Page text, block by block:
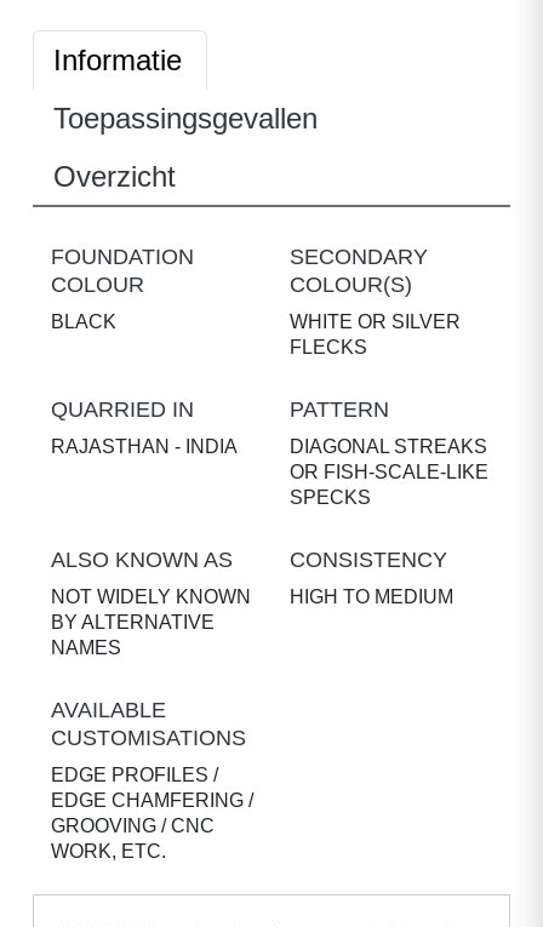
Informatie
Toepassingsgevallen
Overzicht
FOUNDATION
COLOUR
BLACK
SECONDARY
COLOUR(S)
WHITE OR SILVER
FLECKS
QUARRIED IN
RAJASTHAN - INDIA
PATTERN
DIAGONAL STREAKS
OR FISH-SCALE-LIKE
SPECKS
ALSO KNOWN AS
NOT WIDELY KNOWN
BY ALTERNATIVE
NAMES
CONSISTENCY
HIGH TO MEDIUM
AVAILABLE
CUSTOMISATIONS
EDGE PROFILES /
EDGE CHAMFERING /
GROOVING / CNC
WORK, ETC.